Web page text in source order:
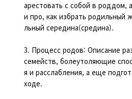
арестовать с собой в роддом,
и про, как избрать родильный
льный середина(средина).
3. Процесс родов: Описание
семейств, болеутоляющие
я и расслабления, а еще
ходе.